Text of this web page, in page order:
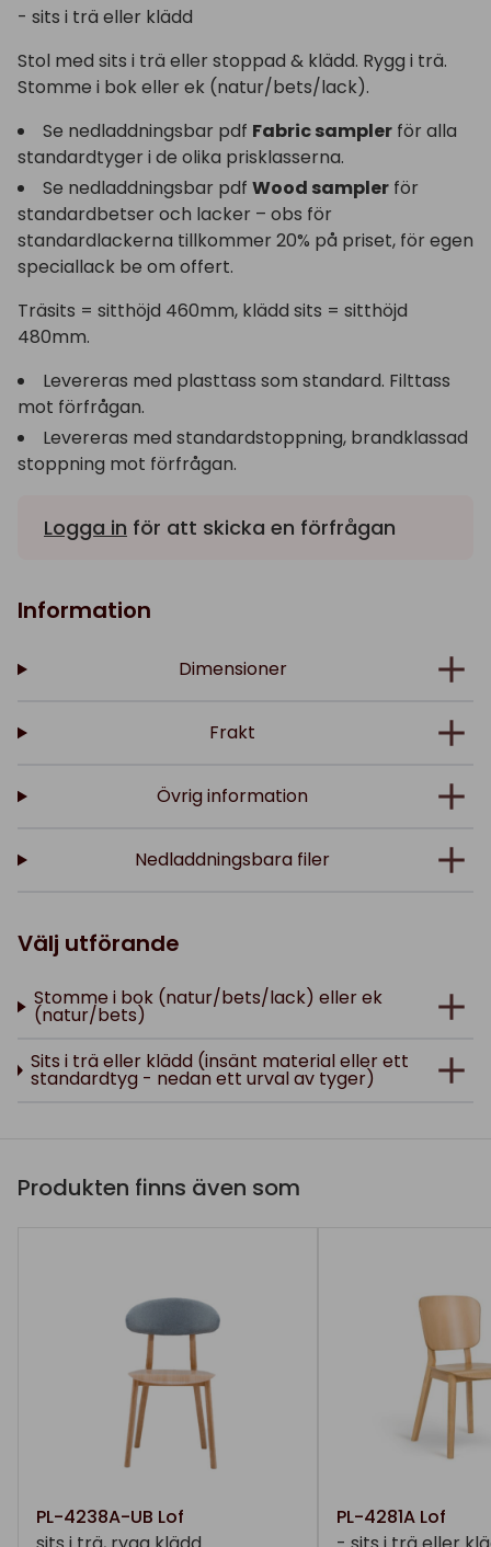
- sits i trä eller klädd
Stol med sits i trä eller stoppad & klädd. Rygg i trä.
Stomme i bok eller ek (natur/bets/lack).
Se nedladdningsbar pdf Fabric sampler för alla
standardtyger i de olika prisklasserna.
Se nedladdningsbar pdf Wood sampler för
standardbetser och lacker – obs för
standardlackerna tillkommer 20% på priset, för egen
speciallack be om offert.
Träsits = sitthöjd 460mm, klädd sits = sitthöjd
480mm.
Levereras med plasttass som standard. Filttass
mot förfrågan.
Levereras med standardstoppning, brandklassad
stoppning mot förfrågan.
Logga in för att skicka en förfrågan
Information
Dimensioner
Frakt
Övrig information
Nedladdningsbara filer
Välj utförande
Stomme i bok (natur/bets/lack) eller ek
(natur/bets)
Sits i trä eller klädd (insänt material eller ett
standardtyg - nedan ett urval av tyger)
Produkten finns även som
PL-4238A-UB Lof
PL-4281A Lof